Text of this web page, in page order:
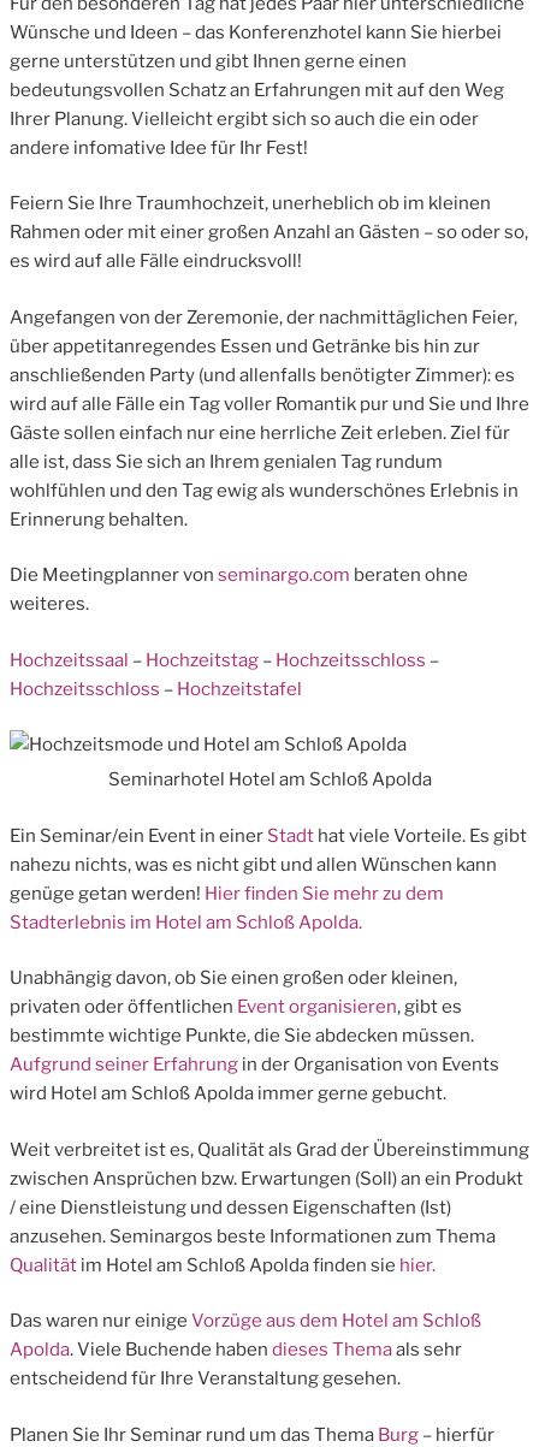
Wünsche und Ideen – das Konferenzhotel kann Sie hierbei
gerne unterstützen und gibt Ihnen gerne einen
bedeutungsvollen Schatz an Erfahrungen mit auf den Weg
Ihrer Planung. Vielleicht ergibt sich so auch die ein oder
andere infomative Idee für Ihr Fest!
Feiern Sie Ihre Traumhochzeit, unerheblich ob im kleinen
Rahmen oder mit einer großen Anzahl an Gästen – so oder so,
es wird auf alle Fälle eindrucksvoll!
Angefangen von der Zeremonie, der nachmittäglichen Feier,
über appetitanregendes Essen und Getränke bis hin zur
anschließenden Party (und allenfalls benötigter Zimmer): es
wird auf alle Fälle ein Tag voller Romantik pur und Sie und Ihre
Gäste sollen einfach nur eine herrliche Zeit erleben. Ziel für
alle ist, dass Sie sich an Ihrem genialen Tag rundum
wohlfühlen und den Tag ewig als wunderschönes Erlebnis in
Erinnerung behalten.
Die Meetingplanner von seminargo.com beraten ohne
weiteres.
Hochzeitssaal – Hochzeitstag – Hochzeitsschloss –
Hochzeitsschloss – Hochzeitstafel
Seminarhotel Hotel am Schloß Apolda
Ein Seminar/ein Event in einer Stadt hat viele Vorteile. Es gibt
nahezu nichts, was es nicht gibt und allen Wünschen kann
genüge getan werden! Hier finden Sie mehr zu dem
Stadterlebnis im Hotel am Schloß Apolda.
Unabhängig davon, ob Sie einen großen oder kleinen,
privaten oder öffentlichen Event organisieren, gibt es
bestimmte wichtige Punkte, die Sie abdecken müssen.
Aufgrund seiner Erfahrung in der Organisation von Events
wird Hotel am Schloß Apolda immer gerne gebucht.
Weit verbreitet ist es, Qualität als Grad der Übereinstimmung
zwischen Ansprüchen bzw. Erwartungen (Soll) an ein Produkt
/ eine Dienstleistung und dessen Eigenschaften (Ist)
anzusehen. Seminargos beste Informationen zum Thema
Qualität im Hotel am Schloß Apolda finden sie hier.
Das waren nur einige Vorzüge aus dem Hotel am Schloß
Apolda. Viele Buchende haben dieses Themaals sehr
entscheidend für Ihre Veranstaltung gesehen.
Planen Sie Ihr Seminar rund um das Thema Burg – hierfür